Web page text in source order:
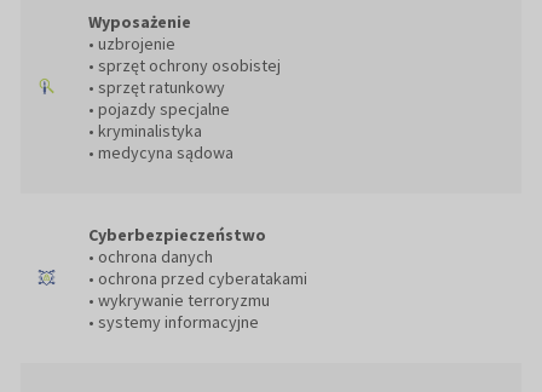
Wyposażenie
• uzbrojenie
• sprzęt ochrony osobistej
• sprzęt ratunkowy
• pojazdy specjalne
• kryminalistyka
• medycyna sądowa
Cyberbezpieczeństwo
• ochrona danych
• ochrona przed cyberatakami
• wykrywanie terroryzmu
• systemy informacyjne